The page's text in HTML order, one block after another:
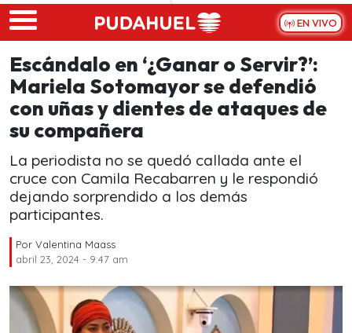
Skip to main content
EN VIVO
Escándalo en ‘¿Ganar o Servir?’:
Mariela Sotomayor se defendió
con uñas y dientes de ataques de
su compañera
La periodista no se quedó callada ante el
cruce con Camila Recabarren y le respondió
dejando sorprendido a los demás
participantes.
Por Valentina Maass
abril 23, 2024 - 9:47 am